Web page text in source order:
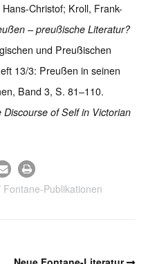
Christof; Kroll, Frank-
– preußische Literatur?
und Preußischen
13/3: Preußen in seinen
Band 3, S. 81–110.
Discourse of Self in Victorian
Fontane-Publikationen